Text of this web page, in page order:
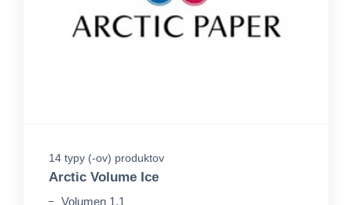
14 typy (-ov) produktov
Arctic Volume Ice
Volumen 1,1